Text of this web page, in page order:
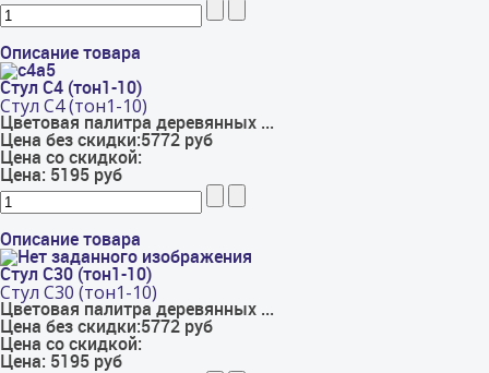
Описание товара
Стул С4 (тон1-10)
Стул С4 (тон1-10)
Цветовая палитра деревянных ...
Цена без скидки:5772 руб
Цена со скидкой:
Цена: 5195 руб
Описание товара
Стул С30 (тон1-10)
Стул С30 (тон1-10)
Цветовая палитра деревянных ...
Цена без скидки:5772 руб
Цена со скидкой:
Цена: 5195 руб